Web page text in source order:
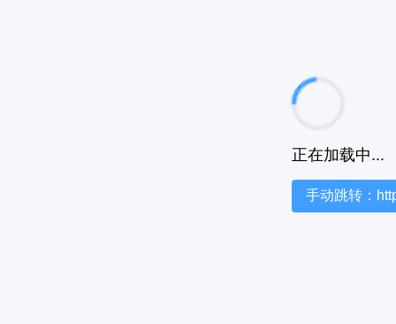
正在加载中...
手动跳转：